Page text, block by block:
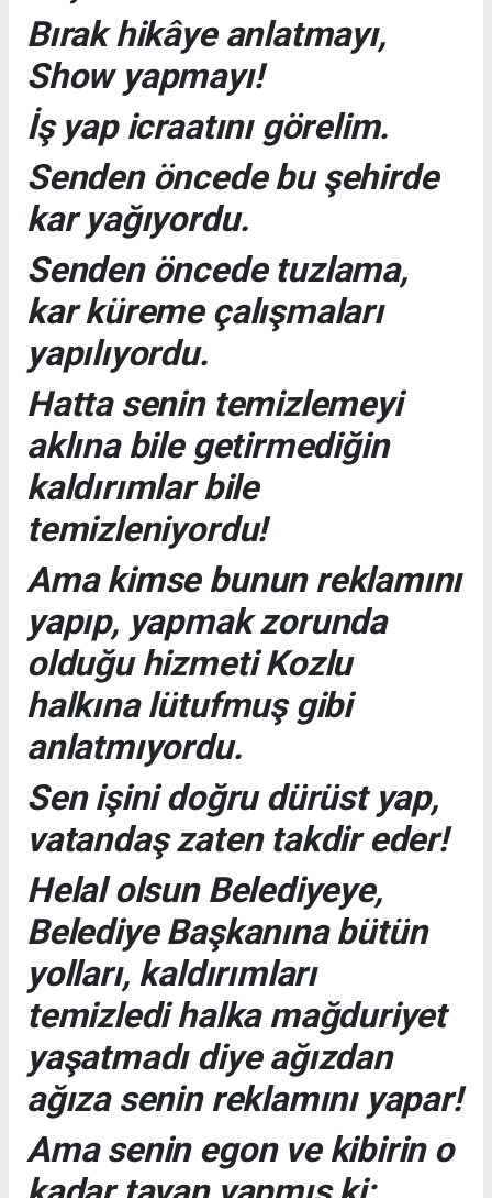
Bırak hikâye anlatmayı,
Show yapmayı!
İş yap icraatını görelim.
Senden öncede bu şehirde
kar yağıyordu.
Senden öncede tuzlama,
kar küreme çalışmaları
yapılıyordu.
Hatta senin temizlemeyi
aklına bile getirmediğin
kaldırımlar bile
temizleniyordu!
Ama kimse bunun reklamını
yapıp, yapmak zorunda
olduğu hizmeti Kozlu
halkına lütufmuş gibi
anlatmıyordu.
Sen işini doğru dürüst yap,
vatandaş zaten takdir eder!
Helal olsun Belediyeye,
Belediye Başkanına bütün
yolları, kaldırımları
temizledi halka mağduriyet
yaşatmadı diye ağızdan
ağıza senin reklamını yapar!
Ama senin egon ve kibirin o